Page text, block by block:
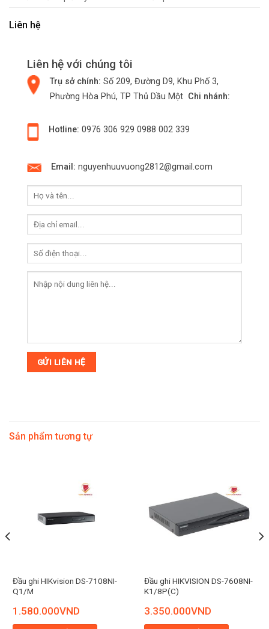
Liên hệ
Liên hệ với chúng tôi
Trụ sở chính: Số 209, Đường D9, Khu Phố 3,
Phường Hòa Phú, TP Thủ Dầu Một Chi nhánh:
Hotline: 0976 306 929 0988 002 339
Email: nguyenhuuvuong2812@gmail.com
Sản phẩm tương tự
Đầu ghi HIKvision DS-7108NI-
Q1/M
1.580.000VND
Đầu ghi HIKVISION DS-7608NI-
K1/8P(C)
3.350.000VND